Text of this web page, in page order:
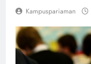
Kampuspariaman